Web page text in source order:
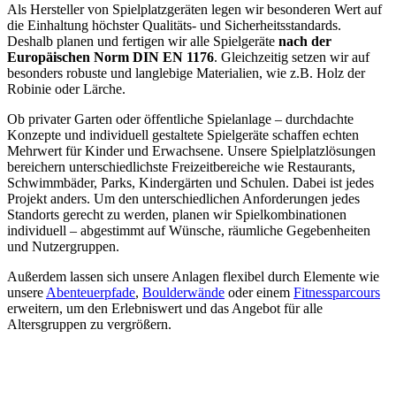
Als Hersteller von Spielplatzgeräten legen wir besonderen Wert auf
die Einhaltung höchster Qualitäts- und Sicherheitsstandards.
Deshalb planen und fertigen wir alle Spielgeräte nach der
Europäischen Norm DIN EN 1176. Gleichzeitig setzen wir auf
besonders robuste und langlebige Materialien, wie z.B. Holz der
Robinie oder Lärche.
Ob privater Garten oder öffentliche Spielanlage – durchdachte
Konzepte und individuell gestaltete Spielgeräte schaffen echten
Mehrwert für Kinder und Erwachsene. Unsere Spielplatzlösungen
bereichern unterschiedlichste Freizeitbereiche wie Restaurants,
Schwimmbäder, Parks, Kindergärten und Schulen. Dabei ist jedes
Projekt anders. Um den unterschiedlichen Anforderungen jedes
Standorts gerecht zu werden, planen wir Spielkombinationen
individuell – abgestimmt auf Wünsche, räumliche Gegebenheiten
und Nutzergruppen.
Außerdem lassen sich unsere Anlagen flexibel durch Elemente wie
unsere Abenteuerpfade, Boulderwände oder einem Fitnessparcours
erweitern, um den Erlebniswert und das Angebot für alle
Altersgruppen zu vergrößern.